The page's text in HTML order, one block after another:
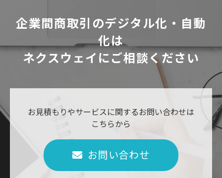
企業間商取引のデジタル化・自動
化は
ネクスウェイにご相談ください
お見積もりやサービスに関するお問い合わせは
こちらから
お問い合わせ